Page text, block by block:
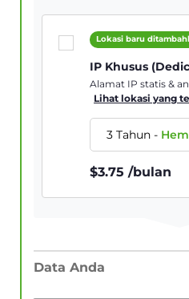
Lokasi baru
IP Khusus
Alamat IP statis &
Lihat lokasi yang
3 Tahun-
$3.75 /bulan
Data Anda